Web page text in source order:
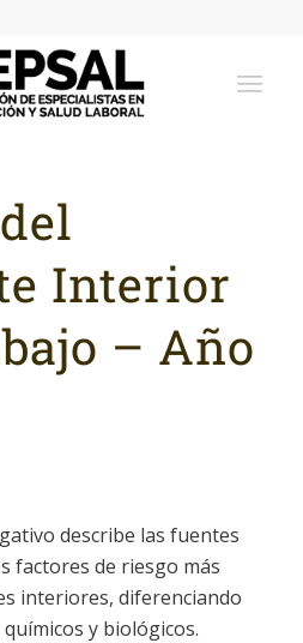
Interior
– Año
describe las fuentes
factores de riesgo más
interiores, diferenciando
y biológicos.